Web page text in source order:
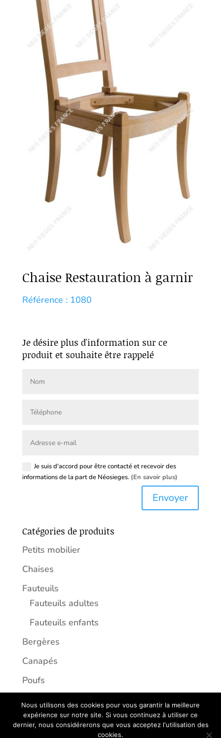
Chaise Restauration à garnir
Référence : 1080
Je désire plus d'information sur ce
produit et souhaite être rappelé
Je suis d'accord pour être contacté et recevoir des
informations de la part de Néosieges. (En savoir plus)
Envoyer
Catégories de produits
Petits mobilier
Chaises
Fauteuils
Fauteuils adultes
Fauteuils enfants
Bergères
Canapés
Poufs
Copyright 2026 - Créé parCeryom
Nous utilisons des cookies pour vous garantir la meilleure
expérience sur notre site. Si vous continuez à utiliser ce
dernier, nous considérerons que vous acceptez l'utilisation des
cookies.